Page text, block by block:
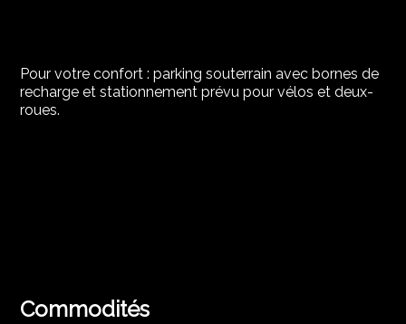
Pour votre confort : parking souterrain avec bornes de
recharge et stationnement prévu pour vélos et deux-
roues.
Commodités